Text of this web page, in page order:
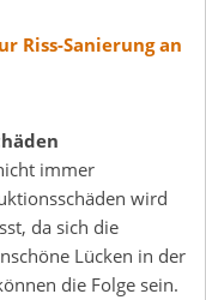
Riss-Sanierung an
immer
wird
da sich die
Lücken in der
die Folge sein.